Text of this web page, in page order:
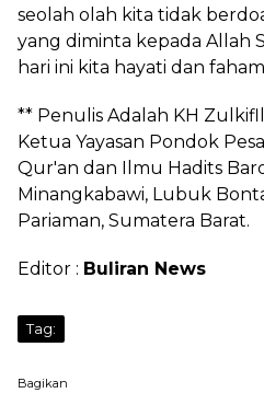
seolah olah kita tidak
yang diminta kepada Allah
hari ini kita hayati dan
** Penulis Adalah KH
Ketua Yayasan Pondok
Qur'an dan Ilmu Hadits
Minangkabawi, Lubuk
Pariaman, Sumatera Barat.
Editor : Buliran News
Tag:
Bagikan